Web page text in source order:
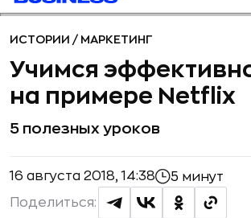
ИСТОРИИ / МАРКЕТИНГ
Учимся
на примере Netflix
5 полезных уроков
16 августа 2018, 14:38 5 минут
Поделиться: